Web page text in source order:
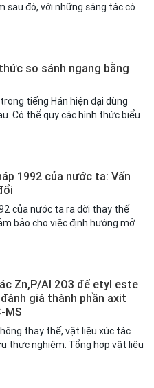
sau đó, với những sáng tác có
so sánh ngang bằng
tiếng Hán hiện đại dùng
Có thể quy các hình thức biểu
1992 của nước ta: Vấn
của nước ta ra đời thay thế
bảo cho việc định hướng mở
Zn,P/Al 2O3 để etyl este
giá thành phần axit
MS
thay thế, vật liệu xúc tác
thực nghiệm: Tổng hợp vật liệu